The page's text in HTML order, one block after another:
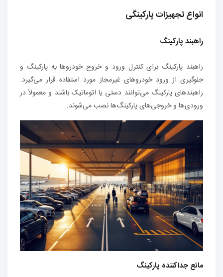
انواع تجهیزات پارکینگی
راهبند پارکینگ
راهبند پارکینگ برای کنترل ورود و خروج خودروها به پارکینگ‌ و
جلوگیری از ورود خودروهای غیرمجاز مورد استفاده قرار می‌گیرد.
راهبندهای پارکینگ می‌توانند دستی یا اتوماتیک باشند و معمولاً در
ورودی‌ها و خروجی‌های پارکینگ‌ها نصب می‌شوند.
مانع‌ جداکننده پارکینگ